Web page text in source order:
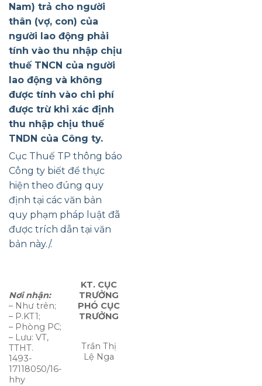
Nam) trả cho người
thân (vợ, con) của
người lao động phải
tính vào thu nhập chịu
thuế TNCN của người
lao động và không
được tính vào chi phí
được trừ khi xác định
thu nhập chịu thuế
TNDN của Công ty.
Cục Thuế TP thông báo
Công ty biết để thực
hiện theo đúng quy
định tại các văn bản
quy phạm pháp luật đã
được trích dẫn tại văn
bản này./.
Nơi nhận:
– Như trên;
– P.KT1;
– Phòng PC;
– Lưu: VT,
TTHT.
1493-
17118050/16-
hhy
KT. CỤC
TRƯỞNG
PHÓ CỤC
TRƯỞNG
Trần Thị
Lệ Nga